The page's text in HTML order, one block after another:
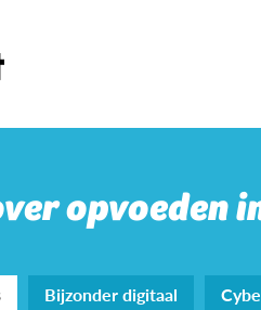
opvoeden
Bijzonder digitaal